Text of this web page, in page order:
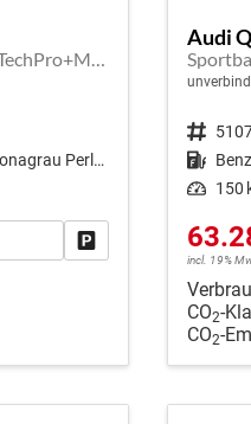
[6Y6Y] Daytonagrau Perleffekt
Fahrzeug parken
Audi
Fahrzeugnr.
Kraftstoff
Leistung 150
incl. 19%
CO2-
CO2-